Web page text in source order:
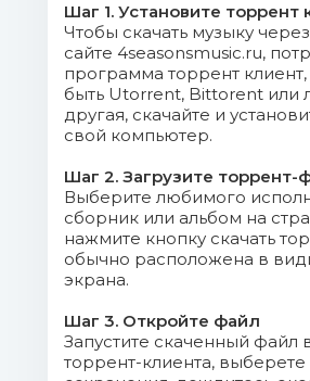
Шаг 1. Установите торрент
Чтобы скачать музыку
сайте 4seasonsmusic.ru,
программа торрент
быть Utorrent, Bittorent или
другая, скачайте и
свой компьютер.
Шаг 2. Загрузите торрент-
Выберите любимого
сборник или альбом на
нажмите кнопку скачать
обычно расположена в
экрана.
Шаг 3. Откройте файл
Запустите скаченный файл
торрент-клиента, выберете